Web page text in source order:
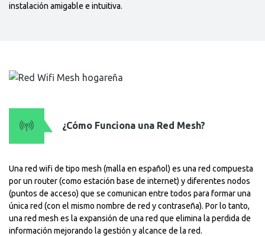
instalación amigable e intuitiva.
¿Cómo Funciona una Red Mesh?
Una red wifi de tipo mesh (malla en español) es una red compuesta
por un router (como estación base de internet) y diferentes nodos
(puntos de acceso) que se comunican entre todos para formar una
única red (con el mismo nombre de red y contraseña). Por lo tanto,
una red mesh es la expansión de una red que elimina la perdida de
información mejorando la gestión y alcance de la red.